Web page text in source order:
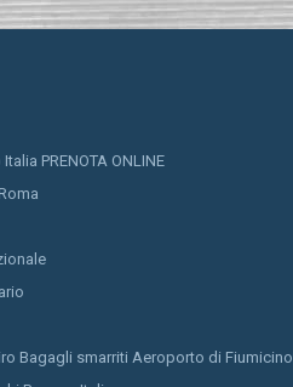
PRENOTA ONLINE
Bagagli smarriti Aeroporto di Fiumicino